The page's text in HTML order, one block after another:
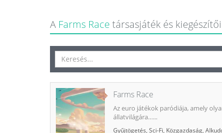
A Farms Race társasjáték és
Farms Race
Az euro játékok paródiája, amely
állatvilágára…...
Gyűjtögetés Sci-Fi Közgazdaság